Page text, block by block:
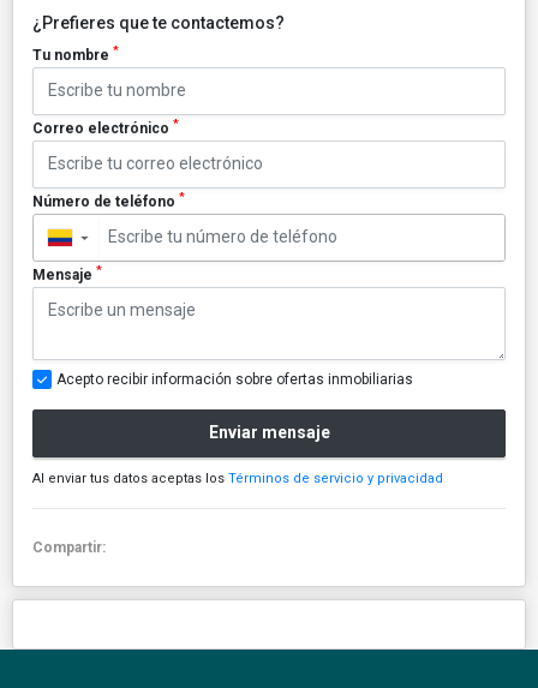
¿Prefieres que te contactemos?
Tu nombre *
Correo electrónico *
Número de teléfono *
▼
Mensaje *
Acepto recibir información sobre ofertas inmobiliarias
Enviar mensaje
Al enviar tus datos aceptas los Términos de servicio y privacidad
Compartir: